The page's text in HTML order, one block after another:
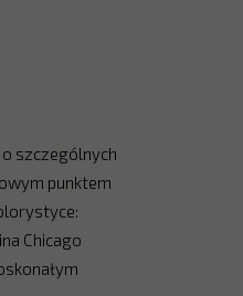
szczególnych
punktem
Chicago